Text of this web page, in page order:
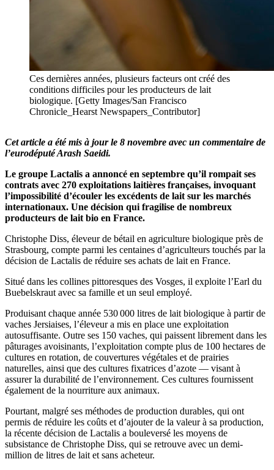
Ces dernières années, plusieurs facteurs ont créé des
conditions difficiles pour les producteurs de lait
biologique. [Getty Images/San Francisco
Chronicle_Hearst Newspapers_Contributor]
Cet article a été mis à jour le 8 novembre avec un commentaire de
l’eurodéputé Arash Saeidi.
Le groupe Lactalis a annoncé en septembre qu’il rompait ses
contrats avec 270 exploitations laitières françaises, invoquant
l’impossibilité d’écouler les excédents de lait sur les marchés
internationaux. Une décision qui fragilise de nombreux
producteurs de lait bio en France.
Christophe Diss, éleveur de bétail en agriculture biologique près de
Strasbourg, compte parmi les centaines d’agriculteurs touchés par la
décision de Lactalis de réduire ses achats de lait en France.
Situé dans les collines pittoresques des Vosges, il exploite l’Earl du
Buebelskraut avec sa famille et un seul employé.
Produisant chaque année 530 000 litres de lait biologique à partir de
vaches Jersiaises, l’éleveur a mis en place une exploitation
autosuffisante. Outre ses 150 vaches, qui paissent librement dans les
pâturages avoisinants, l’exploitation compte plus de 100 hectares de
cultures en rotation, de couvertures végétales et de prairies
naturelles, ainsi que des cultures fixatrices d’azote — visant à
assurer la durabilité de l’environnement. Ces cultures fournissent
également de la nourriture aux animaux.
Pourtant, malgré ses méthodes de production durables, qui ont
permis de réduire les coûts et d’ajouter de la valeur à sa production,
la récente décision de Lactalis a bouleversé les moyens de
subsistance de Christophe Diss, qui se retrouve avec un demi-
million de litres de lait et sans acheteur.